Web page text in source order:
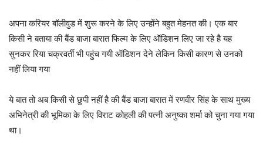
अपना करियर बॉलीवुड में शुरू करने के लिए उन्होंने बहुत मेहनत की। एक बार
किसी ने बताया की बैंड बाजा बारात फिल्म के लिए ऑडिशन लिए जा रहे है यह
सुनकर रिया चक्रवर्ती भी पहुंच गयी ऑडिशन देने लेकिन किसी कारण से उनको
नहीं लिया गया
ये बात तो अब किसी से छुपी नहीं है की बैंड बाजा बारात में रणवीर सिंह के साथ मुख्य
अभिनेत्री की भूमिका के लिए विराट कोहली की पत्नी अनुष्का शर्मा को चुना गया गया
था।